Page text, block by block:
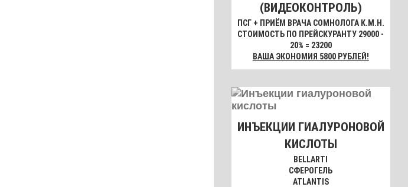
(ВИДЕОКОНТРОЛЬ)
ПСГ + ПРИЁМ ВРАЧА СОМНОЛОГА К.М.Н.
СТОИМОСТЬ ПО ПРЕЙСКУРАНТУ 29000 -
20% = 23200
ВАША ЭКОНОМИЯ 5800 РУБЛЕЙ!
ИНЪЕКЦИИ ГИАЛУРОНОВОЙ
КИСЛОТЫ
BELLARTI
СФЕРОГЕЛЬ
ATLANTIS